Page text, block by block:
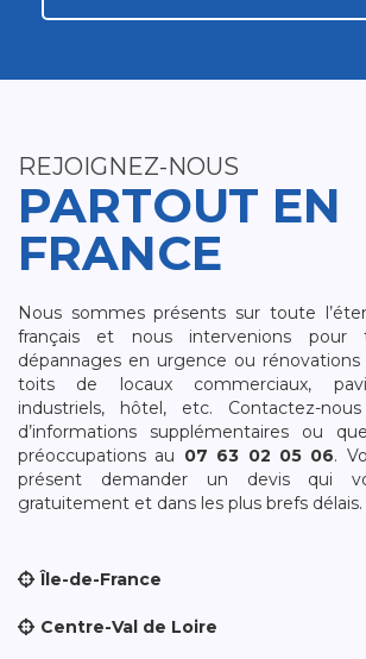
REJOIGNEZ-NOUS
PARTOUT EN
FRANCE
Nous sommes présents sur toute
français et nous intervenions pour
dépannages en urgence ou
toits de locaux commerciaux,
industriels, hôtel, etc. Contactez-
d’informations supplémentaires ou
préoccupations au 07 63 02 05 06.
présent demander un devis qui
gratuitement et dans les plus brefs délais.
Île-de-France
Centre-Val de Loire